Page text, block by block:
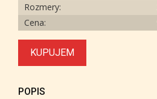
Rozmery:
Cena:
KUPUJEM
POPIS